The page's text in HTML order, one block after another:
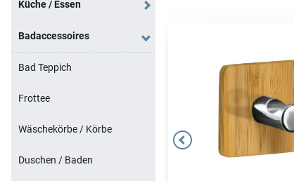
Küche / Essen
Badaccessoires
Bad Teppich
Frottee
Wäschekörbe / Körbe
Duschen / Baden